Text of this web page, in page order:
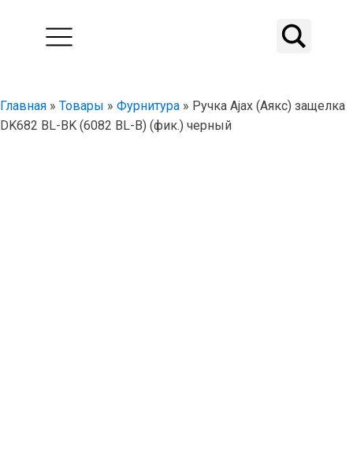
Главная » Товары » Фурнитура » Ручка Ajax (Аякс) защелка
DK682 BL-BK (6082 BL-B) (фик.) черный